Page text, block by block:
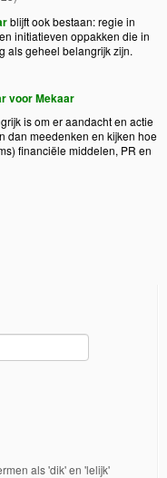
blijft ook bestaan: regie in
initiatieven oppakken die in
als geheel belangrijk zijn.
voor Mekaar
is om er aandacht en actie
dan meedenken en kijken hoe
financiële middelen, PR en
als 'dik' en 'lelijk'